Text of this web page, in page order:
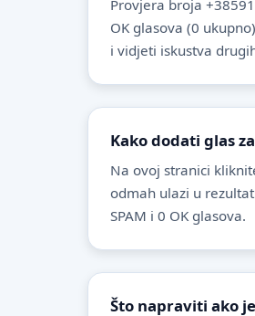
Provjera broja
OK glasova (0
i vidjeti iskustva
Kako dodati glas
Na ovoj stranici
odmah ulazi u
SPAM i 0 OK glasova.
Što napraviti ako